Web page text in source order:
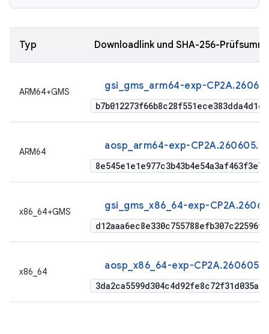
Typ Downloadlink und SHA-256-
ARM64+GMS gsi_gms_arm64-exp-
ARM64 aosp_arm64-exp-
x86_64+GMS gsi_gms_x86_64-exp-
x86_64 aosp_x86_64-exp-